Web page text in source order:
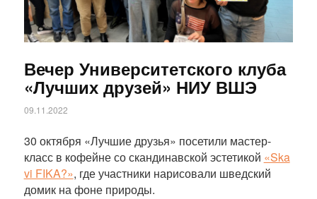
Вечер Университетского клуба
«Лучших друзей» НИУ ВШЭ
09.11.2022
30 октября «Лучшие друзья» посетили мастер-
класс в кофейне со скандинавской эстетикой «Ska
vi FIKA?», где участники нарисовали шведский
домик на фоне природы.